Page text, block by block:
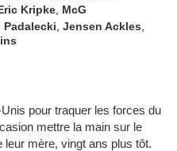
Kripke McG
Padalecki ,Jensen Ackles
pour traquer les forces du
mettre la main sur le
mère, vingt ans plus tôt.